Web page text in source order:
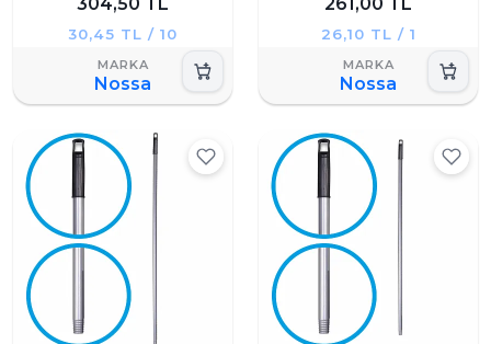
304,50 TL
30,45 TL / 10
Nossa
261,00 TL
26,10 TL / 1
Nossa